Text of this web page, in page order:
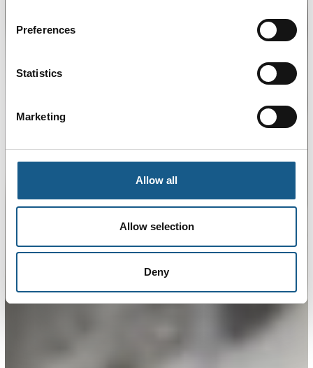
Preferences
Statistics
Marketing
Allow all
Allow selection
Deny